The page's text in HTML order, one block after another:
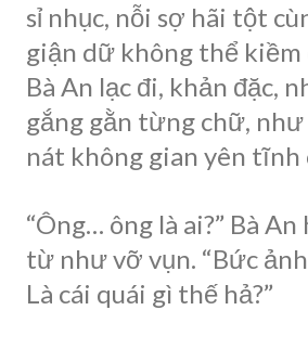
sỉ nhục, nỗi sợ hãi tột
giận dữ không thể kiềm
Bà An lạc đi, khản đặc,
gắng gằn từng chữ,
nát không gian yên tĩnh
“Ông… ông là ai?” Bà
từ như vỡ vụn. “Bức ảnh
Là cái quái gì thế hả?”